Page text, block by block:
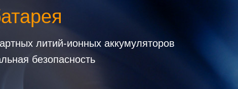
литий-ионных аккумуляторов
безопасность